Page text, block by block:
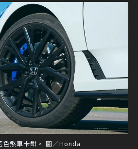
色煞車卡鉗。 圖／Honda